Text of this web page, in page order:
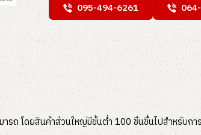
095-494-6261
ารถ โดยสินค้าส่วนใหญ่มีขั้นต่ำ 100 ชิ้นขึ้นไปสำหรับก